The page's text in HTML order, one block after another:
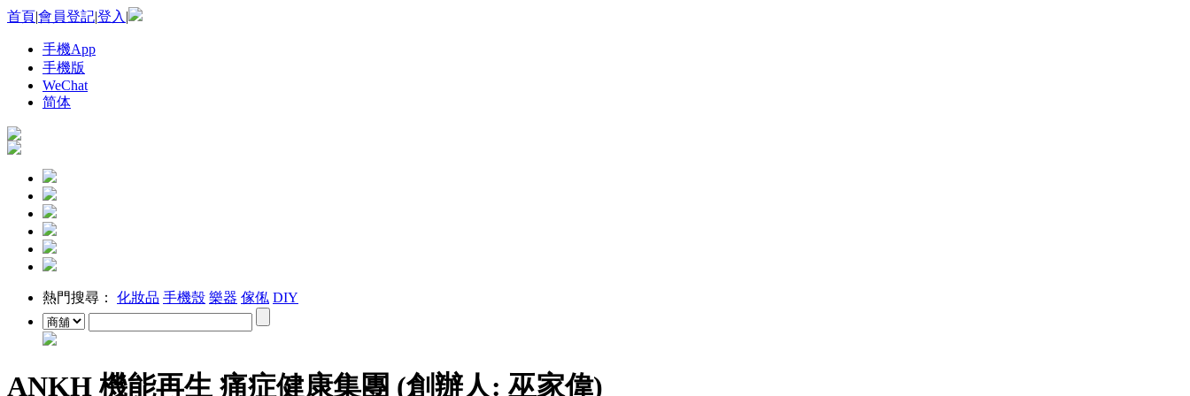
首頁|會員登記|登入 |
手機App
手機版
WeChat
简体
熱門搜尋： 化妝品 手機殼 樂器 傢俬 DIY
ANKH 機能再生 痛症健康集團 (創辦人: 巫家偉)